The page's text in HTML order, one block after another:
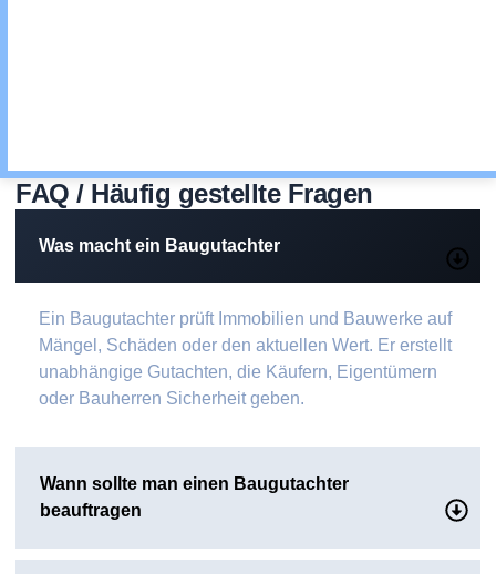
FAQ / Häufig gestellte Fragen
Was macht ein Baugutachter
Ein Baugutachter prüft Immobilien und Bauwerke auf
Mängel, Schäden oder den aktuellen Wert. Er erstellt
unabhängige Gutachten, die Käufern, Eigentümern
oder Bauherren Sicherheit geben.
Wann sollte man einen Baugutachter
beauftragen